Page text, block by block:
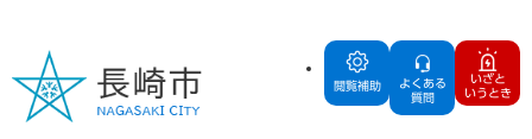
の
ー
閲覧補助
よくある
質問
いざと
いうとき